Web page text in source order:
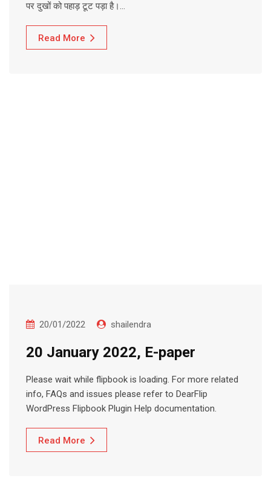
पर दुखों को पहाड़ टूट पड़ा है।…
Read More
20/01/2022 shailendra
20 January 2022, E-paper
Please wait while flipbook is loading. For more related
info, FAQs and issues please refer to DearFlip
WordPress Flipbook Plugin Help documentation.
Read More